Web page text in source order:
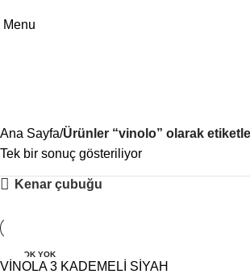
Menu
Ana Sayfa Ürünler “vinolo” olarak
Tek bir sonuç gösteriliyor
Kenar çubuğu
STOK YOK
VİNOLA 3 KADEMELİ SİYAH